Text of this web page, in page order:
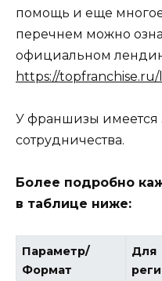
помощь и еще
перечнем можно
официальном
https://
У франшизы имеется
сотрудничества.
Более подробно
в таблице ниже:
Параметр/
Формат
Для